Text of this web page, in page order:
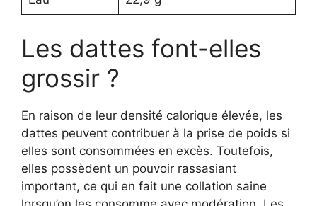
Les dattes font-elles
grossir ?
En raison de leur densité calorique élevée, les
dattes peuvent contribuer à la prise de poids si
elles sont consommées en excès. Toutefois,
elles possèdent un pouvoir rassasiant
important, ce qui en fait une collation saine